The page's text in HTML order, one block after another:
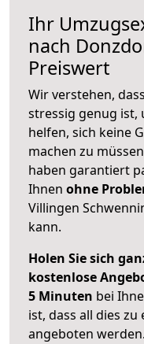
Ihr
nach
Preiswert
Wir verstehen,
stressig genug ist,
helfen, sich keine
machen zu
haben garantiert
Ihnen ohne
Villingen
kann.
Holen Sie sich
kostenlose
5 Minuten bei
ist, dass all dies
angeboten werden.